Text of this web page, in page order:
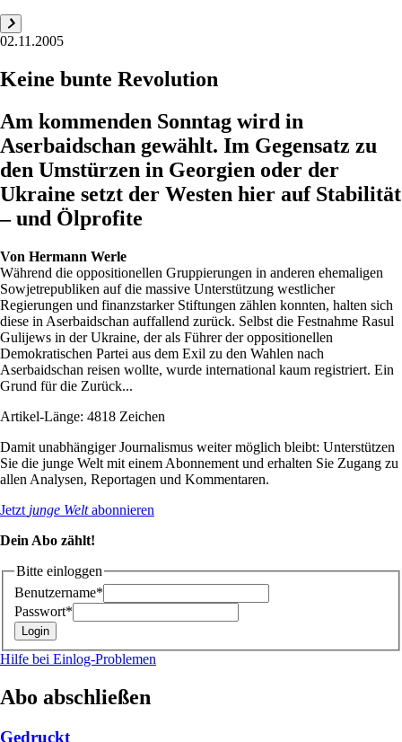
02.11.2005
Keine bunte Revolution
Am kommenden Sonntag wird in
Aserbaidschan gewählt. Im Gegensatz zu
den Umstürzen in Georgien oder der
Ukraine setzt der Westen hier auf Stabilität
– und Ölprofite
Von Hermann Werle
Während die oppositionellen Gruppierungen in anderen ehemaligen
Sowjetrepubliken auf die massive Unterstützung westlicher
Regierungen und finanzstarker Stiftungen zählen konnten, halten sich
diese in Aserbaidschan auffallend zurück. Selbst die Festnahme Rasul
Gulijews in der Ukraine, der als Führer der oppositionellen
Demokratischen Partei aus dem Exil zu den Wahlen nach
Aserbaidschan reisen wollte, wurde international kaum registriert. Ein
Grund für die Zurück...
Artikel-Länge: 4818 Zeichen
Damit unabhängiger Journalismus weiter möglich bleibt: Unterstützen
Sie die junge Welt mit einem Abonnement und erhalten Sie Zugang zu
allen Analysen, Reportagen und Kommentaren.
Jetzt junge Weltabonnieren
Dein Abo zählt!
Bitte einloggen
Benutzername*
Passwort*
Hilfe bei Einlog-Problemen
Abo abschließen
Gedruckt